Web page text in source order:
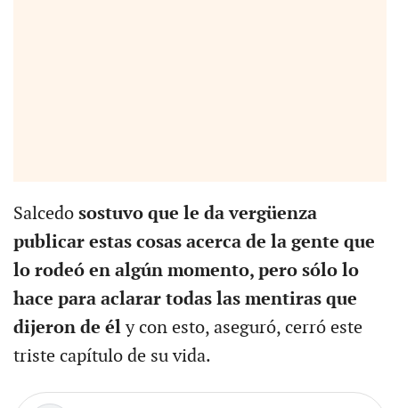
Salcedo sostuvo que le da vergüenza
publicar estas cosas acerca de la gente que
lo rodeó en algún momento, pero sólo lo
hace para aclarar todas las mentiras que
dijeron de ély con esto, aseguró, cerró este
triste capítulo de su vida.